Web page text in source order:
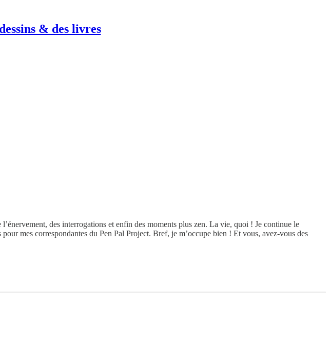
& des livres
des interrogations et enfin des moments plus zen. La vie, quoi ! Je continue le
mes correspondantes du Pen Pal Project. Bref, je m’occupe bien ! Et vous, avez-vous des